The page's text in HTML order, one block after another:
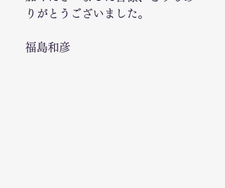
りがとうございました。
福島和彦